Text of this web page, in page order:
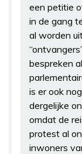
een petitie
in de gang
al worden
bespreken
is er ook
dergelijke
omdat de
protest al
inwoners